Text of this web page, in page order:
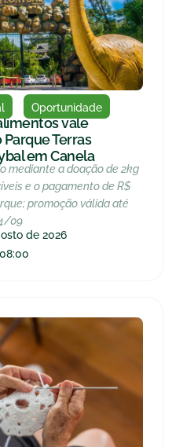
Oportunidade
vale
Terras
em Canela
mediante a doação de 2kg
e o pagamento de R$
promoção válida até
09
de 2026
08:00